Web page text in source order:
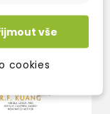
vše
cookies